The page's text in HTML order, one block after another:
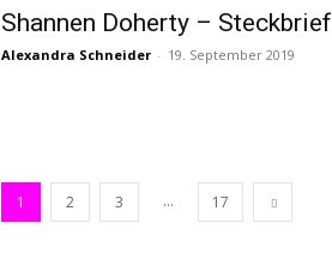
Shannen Doherty – Steckbrief
Alexandra Schneider - 19. September 2019
1 2 3 ... 17